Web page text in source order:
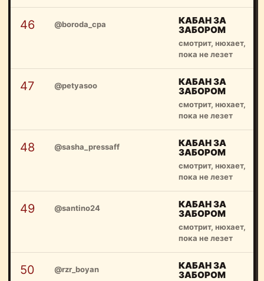
46 @boroda_cpa
КАБАН ЗА
ЗАБОРОМ
смотрит, нюхает,
пока не лезет
47 @petyasoo
КАБАН ЗА
ЗАБОРОМ
смотрит, нюхает,
пока не лезет
48 @sasha_pressaff
КАБАН ЗА
ЗАБОРОМ
смотрит, нюхает,
пока не лезет
49 @santino24
КАБАН ЗА
ЗАБОРОМ
смотрит, нюхает,
пока не лезет
50 @rzr_boyan
КАБАН ЗА
ЗАБОРОМ